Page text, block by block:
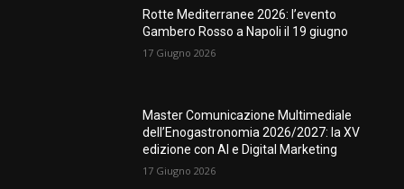
Rotte Mediterranee 2026: l’evento
Gambero Rosso a Napoli il 19 giugno
17 Giugno 2026
Master Comunicazione Multimediale
dell’Enogastronomia 2026/2027: la XV
edizione con AI e Digital Marketing
17 Giugno 2026